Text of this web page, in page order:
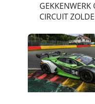
GEKKENWERK
CIRCUIT